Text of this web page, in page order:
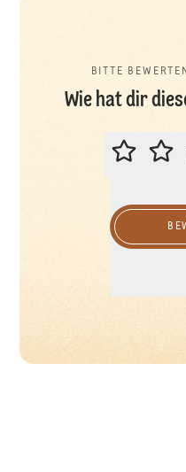
BITTE
Wie hat dir